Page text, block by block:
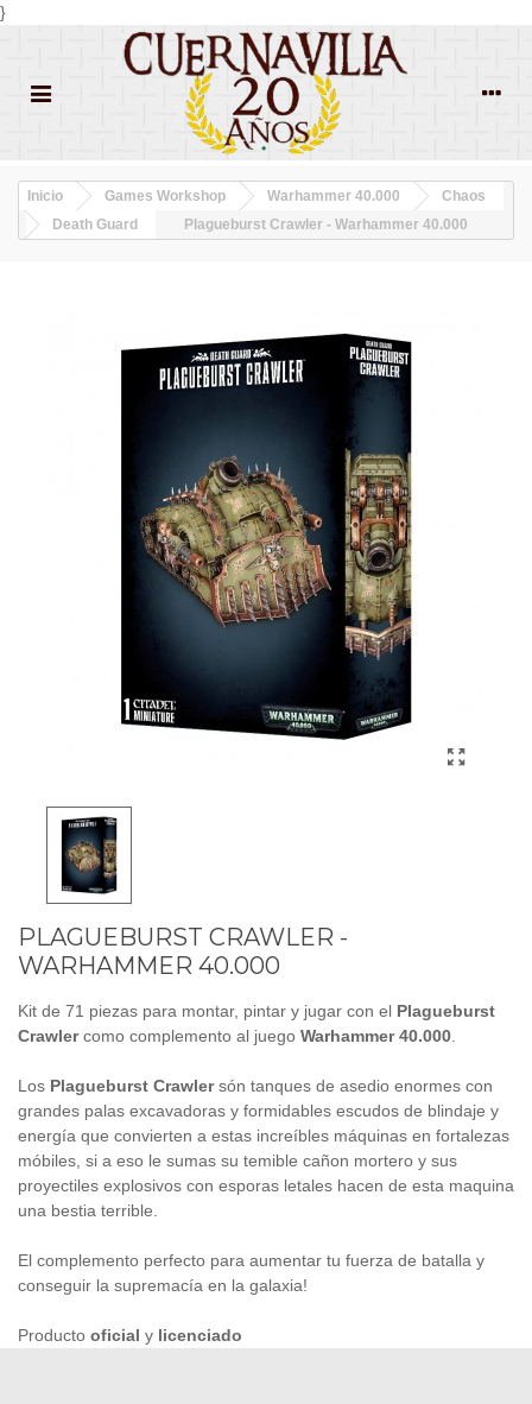
}
Inicio Games Workshop Warhammer 40.000
Chaos
Death Guard
Plagueburst Crawler - Warhammer 40.000
PLAGUEBURST CRAWLER -
WARHAMMER 40.000
Kit de 71 piezas para montar, pintar y jugar con el Plagueburst
Crawlercomo complemento al juego Warhammer 40.000
Los Plagueburst Crawlersón tanques de asedio enormes con
grandes palas excavadoras y formidables escudos de blindaje y
energía que convierten a estas increíbles máquinas en fortalezas
móbiles, si a eso le sumas su temible cañon mortero y sus
proyectiles explosivos con esporas letales hacen de esta maquina
una bestia terrible.
El complemento perfecto para aumentar tu fuerza de batalla y
conseguir la supremacía en la galaxia!
Producto oficial y licenciado